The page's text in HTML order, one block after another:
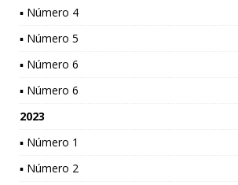
▪ Número 4
▪ Número 5
▪ Número 6
▪ Número 6
2023
▪ Número 1
▪ Número 2